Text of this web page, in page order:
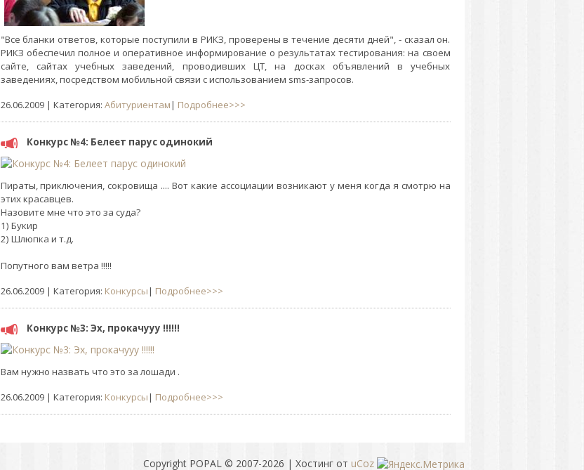
"Все бланки ответов, которые поступили в РИКЗ, проверены в течение десяти дней", - сказал он.
РИКЗ обеспечил полное и оперативное информирование о результатах тестирования: на своем
сайте, сайтах учебных заведений, проводивших ЦТ, на досках объявлений в учебных
заведениях, посредством мобильной связи с использованием sms-запросов.
26.06.2009| Категория: Абитуриентам| Подробнее>>>
Конкурс №4: Белеет парус одинокий
Пираты, приключения, сокровища .... Вот какие ассоциации возникают у меня когда я смотрю на
этих красавцев.
Назовите мне что это за суда?
1) Букир
2) Шлюпка и т.д.
Попутного вам ветра !!!!!
26.06.2009| Категория: Конкурсы| Подробнее>>>
Конкурс №3: Эх, прокачууу !!!!!!
Вам нужно назвать что это за лошади .
26.06.2009| Категория: Конкурсы| Подробнее>>>
Copyright POPAL © 2007-2026 | Хостинг от uCoz